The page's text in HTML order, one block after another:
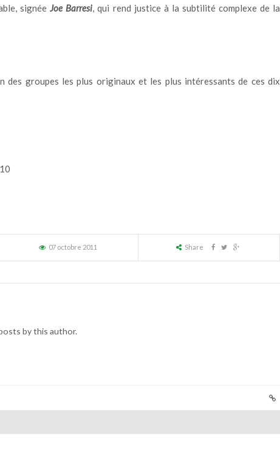
signéeJoe Barresi, qui rend justice à la subtilité complexe de la
des groupes les plus originaux et les plus intéressants de ces dix
07 octobre 2011 Share
by this author.